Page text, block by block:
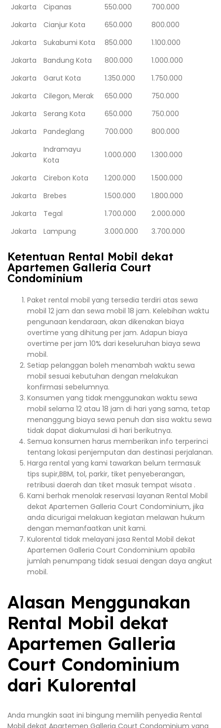
Jakarta
Cipanas 550.000
700.000
Jakarta
Cianjur Kota 650.000
800.000
Jakarta
Sukabumi Kota 850.000
1.100.000
Jakarta
Bandung Kota 800.000
1.000.000
Jakarta
Garut Kota 1.350.000
1.750.000
Jakarta
Cilegon, Merak 650.000
750.000
Jakarta
Serang Kota 650.000
750.000
Jakarta
Pandeglang 700.000 800.000
Jakarta
Indramayu
Kota
1.000.000 1.300.000
Jakarta Cirebon Kota 1.200.000
1.500.000
Jakarta
Brebes 1.500.000
1.800.000
Jakarta
Tegal 1.700.000
2.000.000
Jakarta
Lampung 3.000.000 3.700.000
Ketentuan Rental Mobil dekat
Apartemen Galleria Court
Condominium
Paket rental mobil yang tersedia terdiri atas sewa
mobil 12 jam dan sewa mobil 18 jam. Kelebihan waktu
pengunaan kendaraan, akan dikenakan biaya
overtime yang dihitung per jam. Adapun biaya
overtime per jam 10% dari keseluruhan biaya sewa
mobil.
Setiap pelanggan boleh menambah waktu sewa
mobil sesuai kebutuhan dengan melakukan
konfirmasi sebelumnya.
Konsumen yang tidak menggunakan waktu sewa
mobil selama 12 atau 18 jam di hari yang sama, tetap
menanggung biaya sewa penuh dan sisa waktu sewa
tidak dapat diakumulasi di hari berikutnya.
Semua konsumen harus memberikan info terperinci
tentang lokasi penjemputan dan destinasi perjalanan.
Harga rental yang kami tawarkan belum termasuk
tips supir,BBM, tol, parkir, tiket penyeberangan,
retribusi daerah dan tiket masuk tempat wisata .
Kami berhak menolak reservasi layanan Rental Mobil
dekat Apartemen Galleria Court Condominium, jika
anda dicurigai melakuan kegiatan melawan hukum
dengan memanfaatkan unit kami.
Kulorental tidak melayani jasa Rental Mobil dekat
Apartemen Galleria Court Condominium apabila
jumlah penumpang tidak sesuai dengan daya angkut
mobil.
Alasan Menggunakan
Rental Mobil dekat
Apartemen Galleria
Court Condominium
dari Kulorental
Anda mungkin saat ini bingung memilih penyedia Rental